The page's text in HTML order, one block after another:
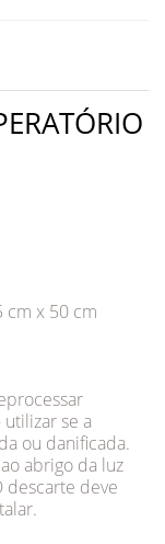
cm x 50 cm
utilizar se a
ou danificada.
abrigo da luz
descarte deve